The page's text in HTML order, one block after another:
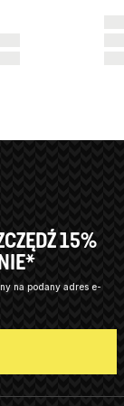
15%
na podany adres e-